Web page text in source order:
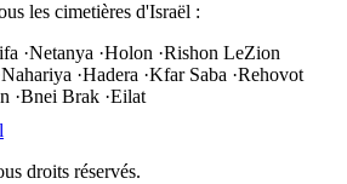
les cimetières d'Israël :
·Netanya ·Holon ·Rishon LeZion
Nahariya ·Hadera ·Kfar Saba ·Rehovot
·Bnei Brak ·Eilat
droits réservés.